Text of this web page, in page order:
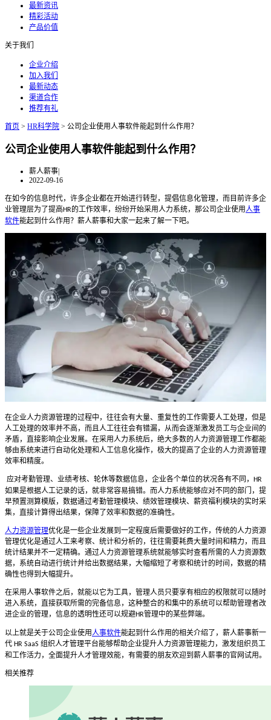
最新资讯
精彩活动
产品价值
关于我们
企业介绍
加入我们
最新动态
渠道合作
推荐有礼
首页 > HR科学院 > 公司企业使用人事软件能起到什么作用？
公司企业使用人事软件能起到什么作用？
薪人薪事|
2022-09-16
在如今的信息时代，许多企业都在开始进行转型，提倡信息化管理，而目前许多企
业管理层为了提高HR的工作效率，纷纷开始采用人力系统，那公司企业使用人事
软件能起到什么作用？薪人薪事和大家一起来了解一下吧。
在企业人力资源管理的过程中，往往会有大量、重复性的工作需要人工处理，但是
人工处理的效率并不高，而且人工往往会有错漏，从而会逐渐激发员工与企业间的
矛盾，直接影响企业发展。在采用人力系统后，绝大多数的人力资源管理工作都能
够由系统来进行自动化处理和人工信息化操作，极大的提高了企业的人力资源管理
效率和精度。
应对考勤管理、业绩考核、轮休等数据信息，企业各个单位的状况各有不同， HR
如果是根据人工记录的话，就非常容易搞错。而人力系统能够应对不同的部门，提
早预置测算模版，数据通过考勤管理模块、绩效管理模块、薪资福利模块的实时采
集，直接计算得出结果，保障了效率和数据的准确性。
人力资源管理优化是一些企业发展到一定程度后需要做好的工作，传统的人力资源
管理优化是通过人工来考察、统计和分析的，往往需要耗费大量时间和精力，而且
统计结果并不一定精确。通过人力资源管理系统就能够实时查看所需的人力资源数
据，系统自动进行统计并给出数据结果，大幅缩短了考察和统计的时间，数据的精
确性也得到大幅提升。
在采用人事软件之后，就能以它为工具，管理人员只要享有相应的权限就可以随时
进入系统，直接获取所需的完备信息，这种整合的和集中的系统可以帮助管理者改
进企业的管理，信息的透明性还可以规避HR管理中的某些弊端。
以上就是关于公司企业使用人事软件能起到什么作用的相关介绍了，薪人薪事新一
代 HR SaaS 组织人才管理平台能够帮助企业提升人力资源管理能力，激发组织员工
和工作活力，全面提升人才管理效能，有需要的朋友欢迎到薪人薪事的官网试用。
相关推荐